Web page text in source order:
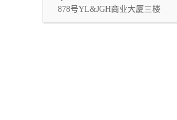
878号YL&JGH商业大厦三楼